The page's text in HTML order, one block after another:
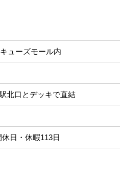
ューズモール内
北口とデッキで直結
日・休暇113日